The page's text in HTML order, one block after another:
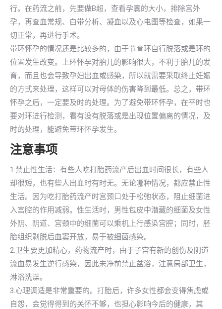
行。在药流之前，先要做B超，查看孕囊的大小，排除宫外
孕，再查血常规、白带分析、凝血以及心电图等检查，如果一
切正常，再进行手术。
带环怀孕的情况还是比较多的，由于节育环自行脱落或是环的
位置发生改变。上环怀孕对胎儿的影响很大，不利于胎儿的发
育，而且也会导致孕妇出血或感染，所以就需要采取终止妊娠
的方式来处理，这样可以对母体的伤害降到最低。总之，带环
怀孕之后，一定要及时的处理。为了避免带环怀孕，在平时也
要对环进行检测，看有没有脱落或是出现位置偏离的情况，及
时的处理，能避免带环怀孕发生。
注意事项
1.禁止性生活：有些人吃打胎药流产后出血时间很长，有些人
却很短，也有些人出血时有时无。无论哪种情况，都应禁止性
生活。因为吃打胎药流产时宫颈口处于松弛状态，阻止细菌进
入宫腔的作用减弱。性生活时，男性包皮中潜藏的细菌及女性
外阴、阴道、宫颈中的细菌可以乘机上行感染宫腔；同时，胚
胎组织剥脱后血窦开放，易于被细菌感染。
2.卫生要更加精心，药物流产时，由于子宫有新的创伤及阴道
流血易发生逆行感染，因此未净前禁止盆浴，注意局部卫生，
淋浴洗澡。
3.心理调适是非常重要的。打胎后，许多女性都会变得焦虑或
自怨，会觉得得到的关怀不够，也担心影响今后的健康，其